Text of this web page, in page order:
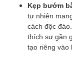
Kẹp bướm
tự nhiên
cách độc
thích sự gần
tạo riêng vào